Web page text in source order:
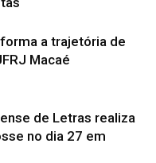
a trajetória de
Macaé
de Letras realiza
no dia 27 em